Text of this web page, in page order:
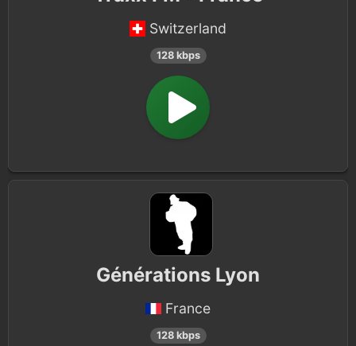
Switzerland
128 kbps
Générations Lyon
France
128 kbps